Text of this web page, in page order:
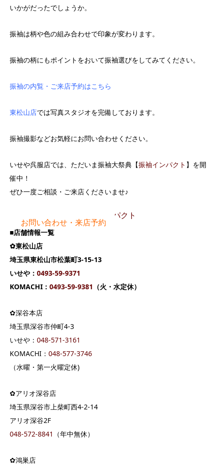
いかがだったでしょうか。
振袖は柄や色の組み合わせで印象が変わります。
振袖の柄にもポイントをおいて振袖選びをしてみてください。
振袖の内覧・ご来店予約はこちら
東松山店では写真スタジオを完備しております。
振袖撮影などお気軽にお問い合わせください。
いせや呉服店では、ただいま振袖大祭典【振袖インパクト 】を開
催中！
ぜひ一度ご相談・ご来店くださいませ♪
振袖インパクト
お問い合わせ・来店予約
■店舗情報一覧
✿東松山店
埼玉県東松山市松葉町3-15-13
いせや： 0493-59-9371
KOMACHI： 0493-59-9381 （火・水定休）
✿深谷本店
埼玉県深谷市仲町4-3
いせや： 048-571-3161
KOMACHI： 048-577-3746
（水曜・第一火曜定休)
✿アリオ深谷店
埼玉県深谷市上柴町西4-2-14
アリオ深谷2F
048-572-8841
（年中無休）
✿鴻巣店